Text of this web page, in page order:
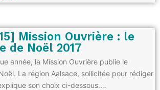
Mission Ouvrière : le
de Noël 2017
année, la Mission Ouvrière publie le
La région Aalsace, sollicitée pour rédiger
son choix ci-dessous.…